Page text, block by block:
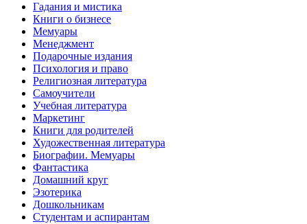
Гадания и мистика
Книги о бизнесе
Мемуары
Менеджмент
Подарочные издания
Психология и право
Религиозная литература
Самоучители
Учебная литература
Маркетинг
Книги для родителей
Художественная литература
Биографии. Мемуары
Фантастика
Домашний круг
Эзотерика
Дошкольникам
Студентам и аспирантам